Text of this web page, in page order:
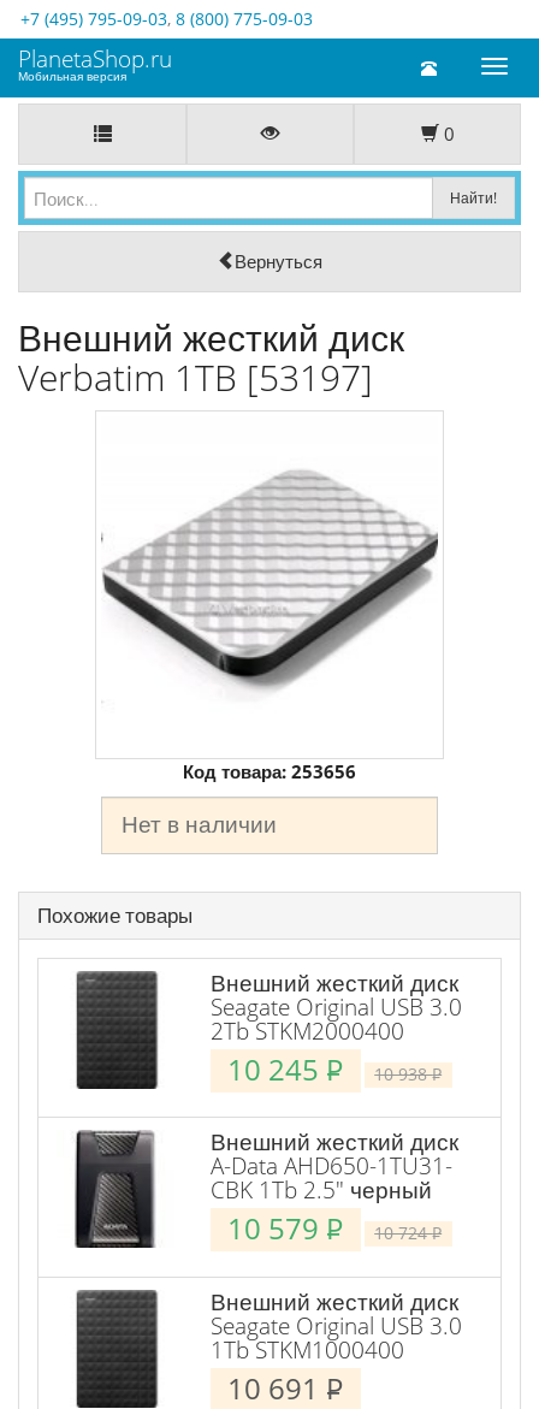
+7 (495) 795-09-03, 8 (800) 775-09-03
Toggle
PlanetaShop.ru
Мобильная версия
0
Вернуться
Внешний жесткий диск
Verbatim 1TB [53197]
Код товара: 253656
Нет в наличии
Похожие товары
Внешний жесткий диск
Seagate Original USB 3.0
2Tb STKM2000400
10 245 P 10 938P
Внешний жесткий диск
A-Data AHD650-1TU31-
CBK 1Tb 2.5" черный
10 579 P 10 724P
Внешний жесткий диск
Seagate Original USB 3.0
1Tb STKM1000400
10 691 P